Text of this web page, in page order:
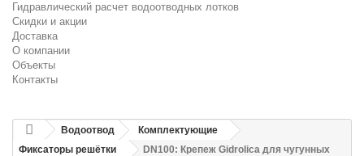
Гидравлический расчет водоотводных лотков
Скидки и акции
Доставка
О компании
Объекты
Контакты
Водоотвод
Комплектующие
Фиксаторы решётки
DN100: Крепеж Gidrolica для чугунных